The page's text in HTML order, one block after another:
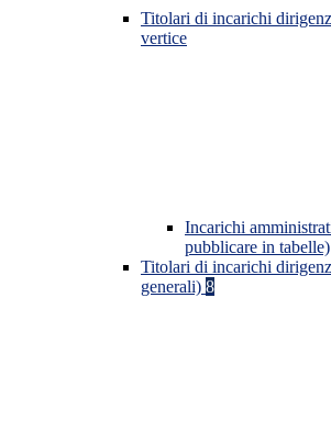
Titolari di incarichi
vertice
Incarichi
pubblicare in tabelle)
Titolari di incarichi
generali) 8